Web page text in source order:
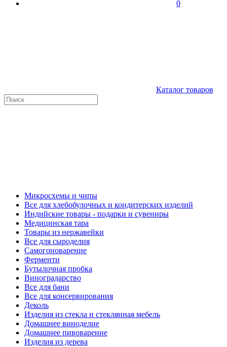
0
Каталог товаров
Микросхемы и чипы
Все для хлебобулочных и кондитерских изделий
Индийские товары - подарки и сувениры
Медицинская тара
Товары из нержавейки
Все для сыроделия
Самогоноварение
Ферменти
Бутылочная пробка
Виноградарство
Все для бани
Все для консервирования
Деколь
Изделия из стекла и стеклянная мебель
Домашнее виноделие
Домашнее пивоварение
Изделия из дерева